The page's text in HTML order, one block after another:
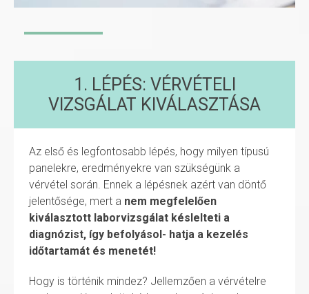
1. LÉPÉS: VÉRVÉTELI
VIZSGÁLAT KIVÁLASZTÁSA
Az első és legfontosabb lépés, hogy milyen típusú
panelekre, eredményekre van szükségünk a
vérvétel során. Ennek a lépésnek azért van döntő
jelentősége, mert a nem megfelelően
kiválasztott laborvizsgálat késlelteti a
diagnózist, így befolyásol- hatja a kezelés
időtartamát és menetét!
Hogy is történik mindez? Jellemzően a vérvételre